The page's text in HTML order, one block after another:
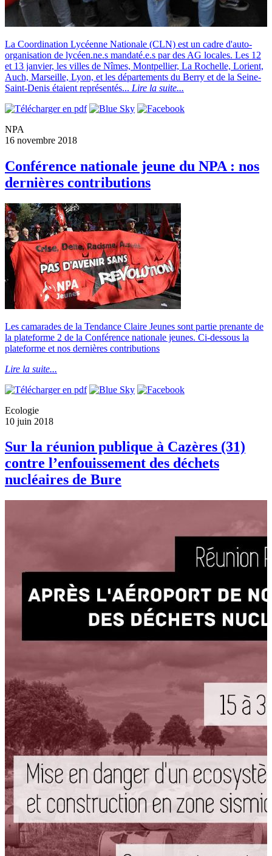
La Coordination Lycéenne Nationale (CLN) est un cadre d'auto-
organisation de lycéen.ne.s mandaté.e.s par des AG locales. Les 12
et 13 janvier, les villes de Nîmes, Montpellier, La Rochelle, Lorient,
Auch, Marseille, Lyon, et les départements du Berry et de la Seine-
Saint-Denis étaient représentés... Lire la suite...
NPA
16 novembre 2018
Conférence nationale jeune du NPA : nos
dernières contributions
Les camarades de la Tendance Claire Jeunes sont partie prenante de
la plateforme 2 de la Conférence nationale jeunes. Ci-dessous la
plateforme et nos dernières contributions
Lire la suite...
Ecologie
10 juin 2018
Sur la réunion publique à Cazères (31)
contre l’enfouissement des déchets
nucléaires de Bure